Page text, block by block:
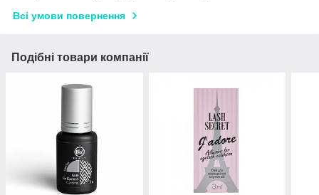
Всі умови повернення
Подібні товари компанії